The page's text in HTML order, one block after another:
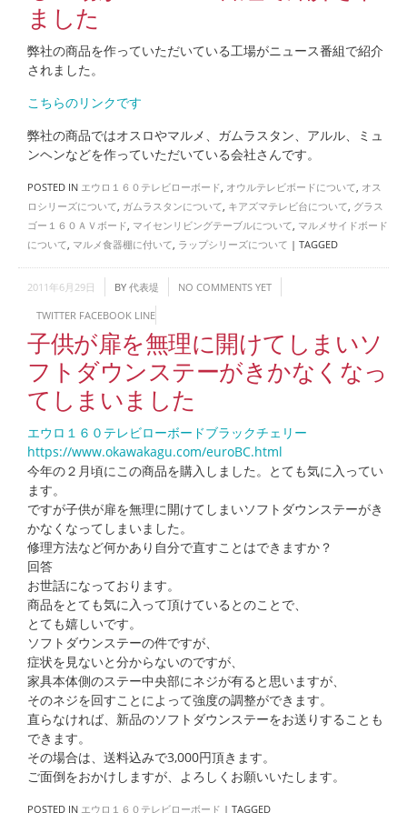
ました
弊社の商品を作っていただいている工場がニュース番組で紹介
されました。
こちらのリンクです
弊社の商品ではオスロやマルメ、ガムラスタン、アルル、ミュ
ンヘンなどを作っていただいている会社さんです。
POSTED IN エウロ１６０テレビローボード オウルテレビボードについて オス
ロシリーズについて ガムラスタンについて キアズマテレビ台について グラス
ゴー１６０ＡＶボード マイセンリビングテーブルについて マルメサイドボード
について マルメ食器棚に付いて ラップシリーズについて | TAGGED
2011年6月29日 BY 代表堤 NO COMMENTS YET
TWITTER FACEBOOK LINE
子供が扉を無理に開けてしまいソ
フトダウンステーがきかなくなっ
てしまいました
エウロ１６０テレビローボードブラックチェリー
https://www.okawakagu.com/euroBC.html
今年の２月頃にこの商品を購入しました。とても気に入ってい
ます。
ですが子供が扉を無理に開けてしまいソフトダウンステーがき
かなくなってしまいました。
修理方法など何かあり自分で直すことはできますか？
回答
お世話になっております。
商品をとても気に入って頂けているとのことで、
とても嬉しいです。
ソフトダウンステーの件ですが、
症状を見ないと分からないのですが、
家具本体側のステー中央部にネジが有ると思いますが、
そのネジを回すことによって強度の調整ができます。
直らなければ、新品のソフトダウンステーをお送りすることも
できます。
その場合は、送料込みで3,000円頂きます。
ご面倒をおかけしますが、よろしくお願いいたします。
POSTED IN エウロ１６０テレビローボード | TAGGED